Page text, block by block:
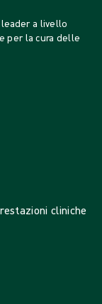
a livello
per la cura delle
cliniche